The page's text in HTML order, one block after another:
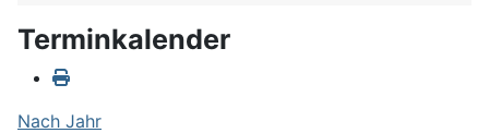
Terminkalender
Nach Jahr